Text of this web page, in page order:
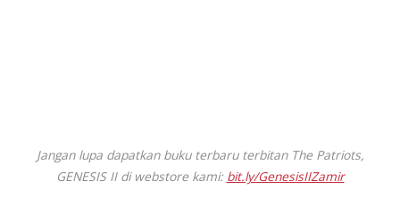
Jangan lupa dapatkan buku terbaru terbitan The Patriots,
GENESIS II di webstore kami: bit.ly/GenesisIIZamir